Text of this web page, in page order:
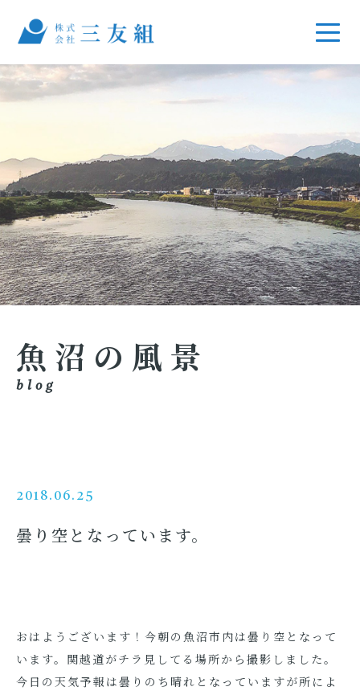
魚沼の風景
blog
2018.06.25
曇り空となっています。
おはようございます！今朝の魚沼市内は曇り空となって
います。関越道がチラ見してる場所から撮影しました。
今日の天気予報は曇りのち晴れとなっていますが所によ